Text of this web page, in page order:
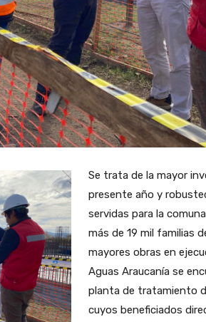
Se trata de la mayor
presente año y
servidas para la
más de 19 mil familias
mayores obras en
Aguas Araucanía se
planta de tratamiento
cuyos beneficiados